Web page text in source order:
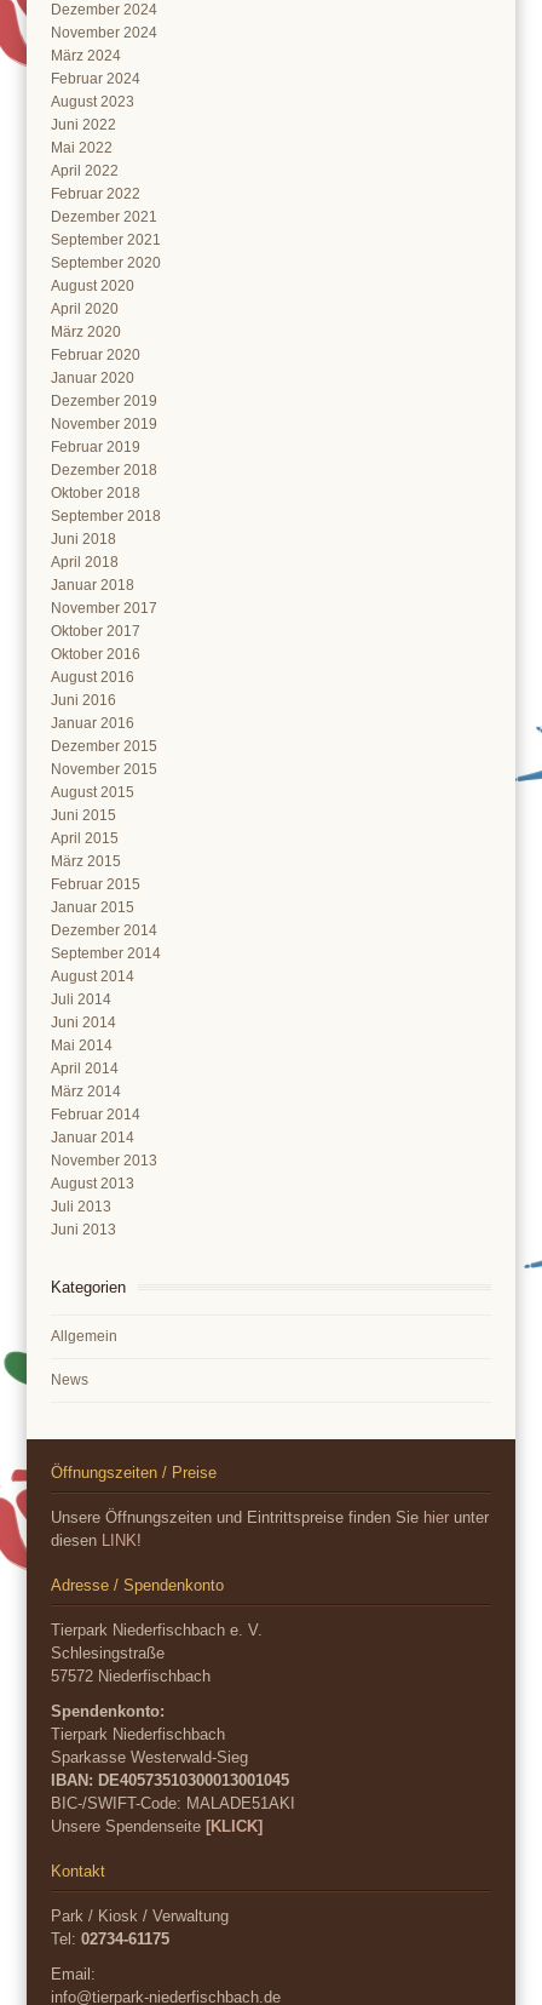
Dezember 2024
November 2024
März 2024
Februar 2024
August 2023
Juni 2022
Mai 2022
April 2022
Februar 2022
Dezember 2021
September 2021
September 2020
August 2020
April 2020
März 2020
Februar 2020
Januar 2020
Dezember 2019
November 2019
Februar 2019
Dezember 2018
Oktober 2018
September 2018
Juni 2018
April 2018
Januar 2018
November 2017
Oktober 2017
Oktober 2016
August 2016
Juni 2016
Januar 2016
Dezember 2015
November 2015
August 2015
Juni 2015
April 2015
März 2015
Februar 2015
Januar 2015
Dezember 2014
September 2014
August 2014
Juli 2014
Juni 2014
Mai 2014
April 2014
März 2014
Februar 2014
Januar 2014
November 2013
August 2013
Juli 2013
Juni 2013
Kategorien
Allgemein
News
Öffnungszeiten / Preise
Unsere Öffnungszeiten und Eintrittspreise finden Sie hier unter
diesen LINK!
Adresse / Spendenkonto
Tierpark Niederfischbach e. V.
Schlesingstraße
57572 Niederfischbach
Spendenkonto:
Tierpark Niederfischbach
Sparkasse Westerwald-Sieg
IBAN: DE40573510300013001045
BIC-/SWIFT-Code: MALADE51AKI
Unsere Spendenseite[KLICK]
Kontakt
Park / Kiosk / Verwaltung
Tel:02734-61175
Email:
info@tierpark-niederfischbach.de